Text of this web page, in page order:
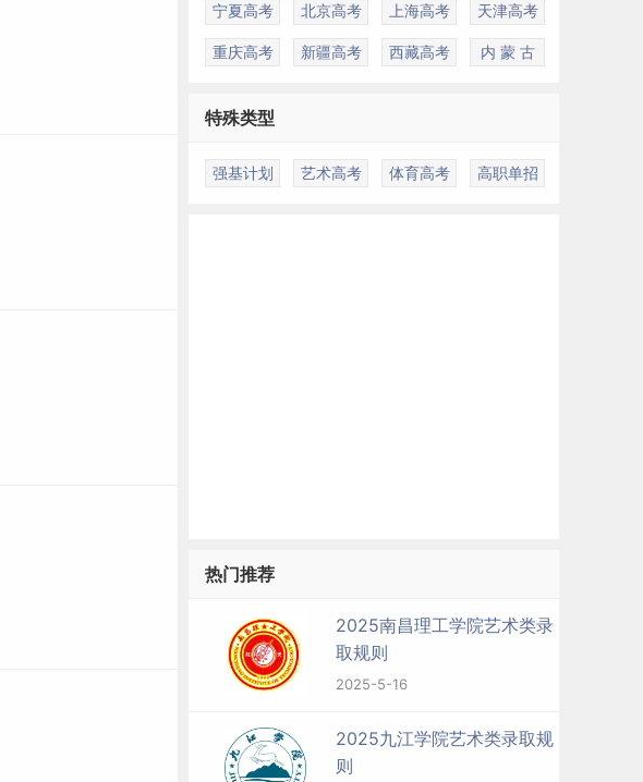
宁夏高考 北京高考 上海高考 天津高考
重庆高考 新疆高考 西藏高考 内 蒙 古
特殊类型
强基计划 艺术高考 体育高考 高职单招
热门推荐
2025南昌理工学院艺术类录
取规则
2025-5-16
2025九江学院艺术类录取规
则